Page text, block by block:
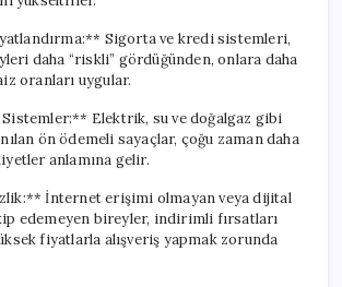
Sigorta ve kredi sistemleri,
daha “riskli” gördüğünden, onlara daha
oranları uygular.
Elektrik, su ve doğalgaz gibi
ön ödemeli sayaçlar, çoğu zaman daha
anlamına gelir.
İnternet erişimi olmayan veya dijital
edemeyen bireyler, indirimli fırsatları
fiyatlarla alışveriş yapmak zorunda